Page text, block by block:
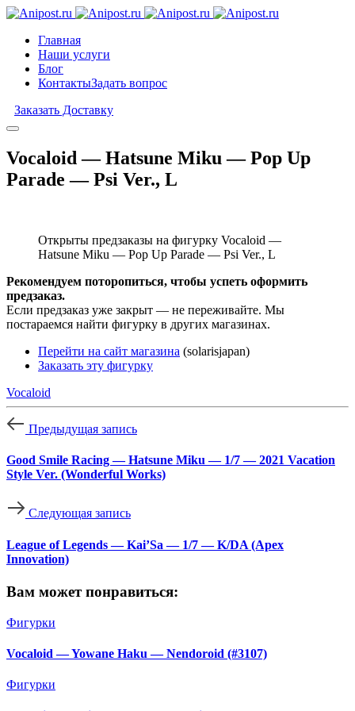
Главная
Наши услуги
Блог
КонтактыЗадать вопрос
Заказать Доставку
Vocaloid — Hatsune Miku — Pop Up
Parade — Psi Ver., L
Открыты предзаказы на фигурку Vocaloid —
Hatsune Miku — Pop Up Parade — Psi Ver., L
Рекомендуем поторопиться, чтобы успеть оформить
предзаказ.
Если предзаказ уже закрыт — не переживайте. Мы
постараемся найти фигурку в других магазинах.
Перейти на сайт магазина (solarisjapan)
Заказать эту фигурку
Vocaloid
Предыдущая запись
Good Smile Racing — Hatsune Miku — 1/7 — 2021 Vacation
Style Ver. (Wonderful Works)
Следующая запись
League of Legends — Kai’Sa — 1/7 — K/DA (Apex
Innovation)
Вам может понравиться:
Фигурки
Vocaloid — Yowane Haku — Nendoroid (#3107)
Фигурки